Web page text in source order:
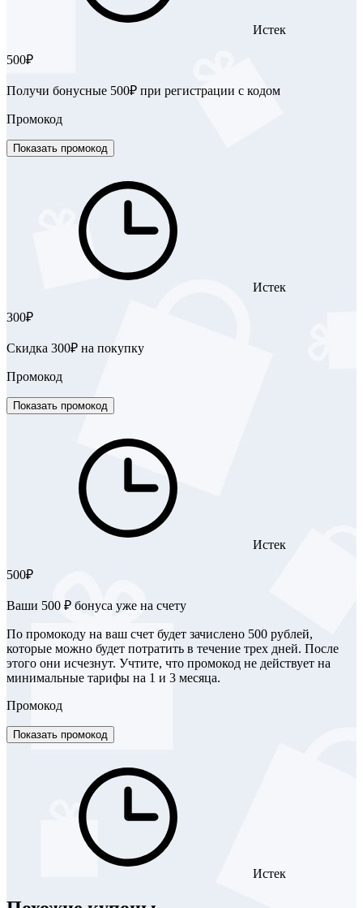
Истек
500₽
Получи бонусные 500₽ при регистрации с кодом
Промокод
Показать промокод
Истек
300₽
Скидка 300₽ на покупку
Промокод
Показать промокод
Истек
500₽
Ваши 500 ₽ бонуса уже на счету
По промокоду на ваш счет будет зачислено 500 рублей,
которые можно будет потратить в течение трех дней. После
этого они исчезнут. Учтите, что промокод не действует на
минимальные тарифы на 1 и 3 месяца.
Промокод
Показать промокод
Истек